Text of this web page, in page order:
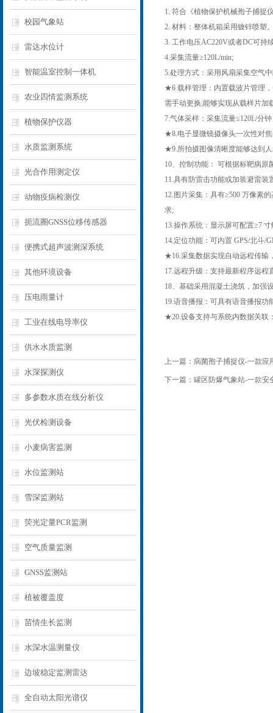
校园气象站
雷达水位计
智能温室控制一体机
农业四情监测系统
植物保护仪器
水质监测系统
光合作用测定仪
动物疫病检测仪
扼流圈GNSS位移传感器
便携式超声波测深系统
其他环境设备
压电雨量计
工业在线电导率仪
供水水质监测
水深探测仪
多参数水质在线分析仪
光伏检测设备
小麦病害监测
水位监测站
雪深监测站
荧光定量PCR监测
空气质量监测
GNSS监测站
植被覆盖度
苗情生长监测
水深水温测量仪
边坡稳定监测雷达
全自动太阳光谱仪
1. 符合《植物保护机械孢子捕捉
2. 材料：整体机箱采用镀锌喷塑
3. 工作电压AC220V或者DC可持
4.采集流量≥120L/min;
5.处理方式：采用风扇采集空气
★6 载样管理：内置载波片管理
需手动更换;能够实现从载样片加
7.气体采样：采集流量≤120L/分
★8.电子显微镜摄像头一次性对
★9.所拍摄图像清晰度能够达到
10、控制功能： 可根据标靶病
11.具有防雷击功能或加装避雷装
12.图片采集：具有≥500 万像素
求;
13.操作系统：显示屏可配置≥7
14.定位功能：可内置 GPS/北斗/
★16.采集数据实现自动远程传输
17.远程升级：支持最新程序远
18、基础采用混凝土浇筑，加强
19.语音播报：可具有语音播报
★20.设备支持与系统内数据关联
上一篇： 病菌孢子捕捉仪-一款应
下一篇： 罐区防爆气象站-一款安